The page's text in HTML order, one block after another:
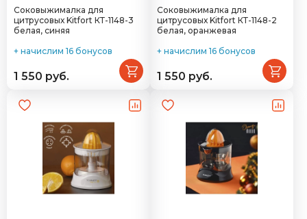
Соковыжималка для
цитрусовых Kitfort КТ-1148-3
белая, синяя
+ начислим 16 бонусов
1 550 руб.
Соковыжималка для
цитрусовых Kitfort КТ-1148-2
белая, оранжевая
+ начислим 16 бонусов
1 550 руб.